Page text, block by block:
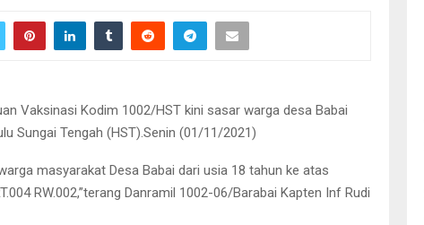
Vaksinasi Kodim 1002/HST kini sasar warga desa Babai
Sungai Tengah (HST).Senin (01/11/2021)
masyarakat Desa Babai dari usia 18 tahun ke atas
RW.002,”terang Danramil 1002-06/Barabai Kapten Inf Rudi